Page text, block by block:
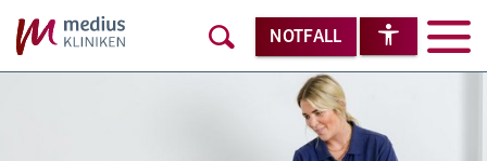
NOTFALL